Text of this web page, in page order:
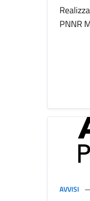
PNNR
AVVISI